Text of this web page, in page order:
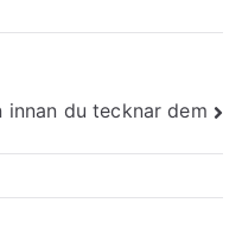
innan du tecknar dem